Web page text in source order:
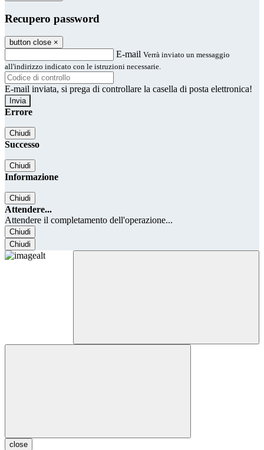
Recupero password
button close ×
E-mail Verrà inviato un messaggio
all'indirizzo indicato con le istruzioni necessarie.
E-mail inviata, si prega di controllare la casella di posta elettronica!
Errore
Chiudi
Successo
Chiudi
Informazione
Chiudi
Attendere...
Attendere il completamento dell'operazione...
Chiudi
Chiudi
close